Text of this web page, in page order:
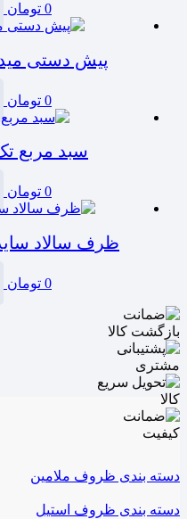
0 تومان
پیش دستی
0 تومان
سبد مربع
0 تومان
ظرف سالاد
0 تومان
دسته بندی ظروف ملامین
دسته بندی ظروف استیل